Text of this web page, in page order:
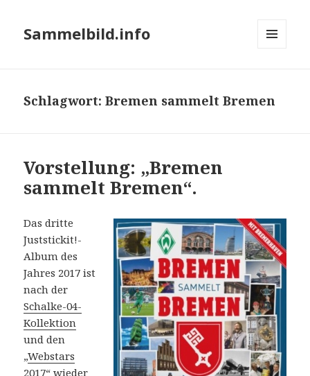
Sammelbild.info
Schlagwort:Bremen sammelt Bremen
Vorstellung: „Bremen
sammelt Bremen“.
Das dritte
Juststickit!-
Album des
Jahres 2017 ist
nach der
Schalke-04-
Kollektion
und den
„Webstars
2017“ wieder